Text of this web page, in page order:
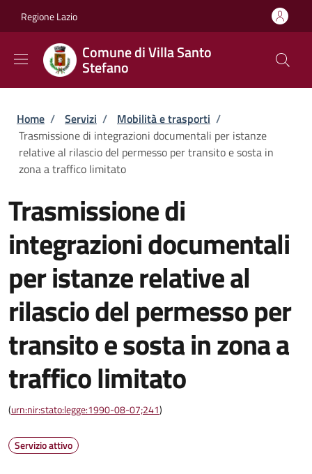
Regione Lazio
Comune di Villa Santo
Stefano
Briciole di pane
Home / Servizi / Mobilità e trasporti /
Trasmissione di integrazioni documentali per istanze
relative al rilascio del permesso per transito e sosta in
zona a traffico limitato
Trasmissione di
integrazioni documentali
per istanze relative al
rilascio del permesso per
transito e sosta in zona a
traffico limitato
(urn:nir:stato:legge:1990-08-07;241)
Servizio attivo